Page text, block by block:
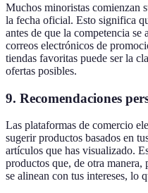
Muchos minoristas comienzan
la fecha oficial. Esto significa
antes de que la competencia se
correos electrónicos de
tiendas favoritas puede ser la
ofertas posibles.
9. Recomendaciones
Las plataformas de comercio
sugerir productos basados en
artículos que has visualizado.
productos que, de otra manera,
se alinean con tus intereses, lo